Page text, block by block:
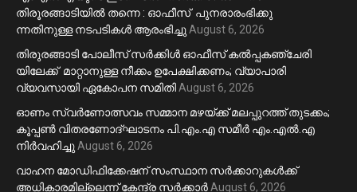
തിരൂരങ്ങാടിയിൽ തന്നെ : ഓഫീസ് പുനരാരംഭിക്കു
ന്നതിനുള്ള നടപടികൾ ആരംഭിച്ചു August 6, 2026
തിരുരങ്ങാടി പോലീസ് സർക്കിൾ ഓഫീസ് കൽപ്പകഞ്ചേരി
യിലേക്ക് മാറ്റാനുള്ള നീക്കം ഉപേക്ഷിക്കണം; വ്യാപാരി
വ്യവസായി ഏകോപന സമിതി August 6, 2026
ഓണം സ്വർണോത്സവം സമ്മാന മഴയ്ക്ക് മലപ്പുറത്ത് തുടക്കം;
കൂപ്പൺ വിതരണോദ്ഘാടനം പി.എം.എ സമീർ എം.എൽ.എ
നിർവഹിച്ചു August 6, 2026
വാഹന മോഡിഫിക്കേഷന് സംസ്ഥാന സർക്കാറുകൾക്ക്
അധികാരമില്ലെന്ന് കേന്ദ്ര സർക്കാർ August 6, 2026